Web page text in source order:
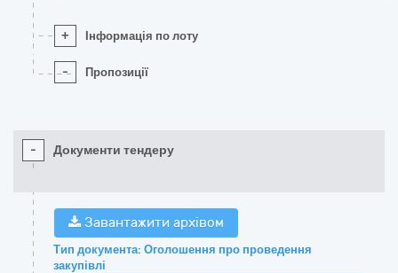
+ Інформація по лоту
- Пропозиції
- Документи тендеру
Завантажити архівом
Тип документа: Оголошення про проведення
закупівлі